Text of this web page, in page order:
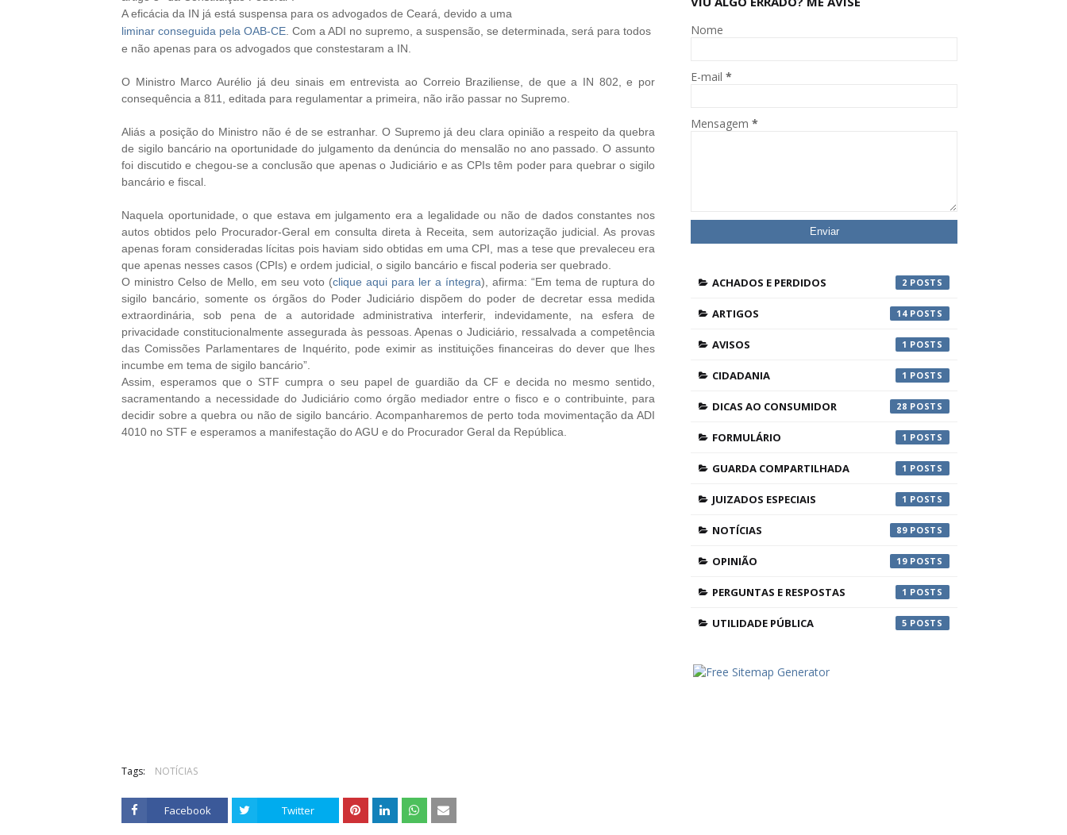
A eficácia da IN já está suspensa para os advogados de Ceará, devido a uma
liminar conseguida pela OAB-CE . Com a ADI no supremo, a suspensão, se determinada, será para todos
e não apenas para os advogados que constestaram a IN.
O Ministro Marco Aurélio já deu sinais em entrevista ao Correio Braziliense, de que a IN 802, e por
consequência a 811, editada para regulamentar a primeira, não irão passar no Supremo.
Aliás a posição do Ministro não é de se estranhar. O Supremo já deu clara opinião a respeito da quebra
de sigilo bancário na oportunidade do julgamento da denúncia do mensalão no ano passado. O assunto
foi discutido e chegou-se a conclusão que apenas o Judiciário e as CPIs têm poder para quebrar o sigilo
bancário e fiscal.
Naquela oportunidade, o que estava em julgamento era a legalidade ou não de dados constantes nos
autos obtidos pelo Procurador-Geral em consulta direta à Receita, sem autorização judicial. As provas
apenas foram consideradas lícitas pois haviam sido obtidas em uma CPI, mas a tese que prevaleceu era
que apenas nesses casos (CPIs) e ordem judicial, o sigilo bancário e fiscal poderia ser quebrado.
O ministro Celso de Mello, em seu voto (clique aqui para ler a íntegra), afirma: “Em tema de ruptura do
sigilo bancário, somente os órgãos do Poder Judiciário dispõem do poder de decretar essa medida
extraordinária, sob pena de a autoridade administrativa interferir, indevidamente, na esfera de
privacidade constitucionalmente assegurada às pessoas. Apenas o Judiciário, ressalvada a competência
das Comissões Parlamentares de Inquérito, pode eximir as instituições financeiras do dever que lhes
incumbe em tema de sigilo bancário”.
Assim, esperamos que o STF cumpra o seu papel de guardião da CF e decida no mesmo sentido,
sacramentando a necessidade do Judiciário como órgão mediador entre o fisco e o contribuinte, para
decidir sobre a quebra ou não de sigilo bancário. Acompanharemos de perto toda movimentação da ADI
4010 no STF e esperamos a manifestação do AGU e do Procurador Geral da República.
Tags: NOTÍCIAS
Facebook Twitter
Nome
E-mail *
Mensagem *
ACHADOS E PERDIDOS 2
ARTIGOS 14
AVISOS 1
CIDADANIA 1
DICAS AO CONSUMIDOR 28
FORMULÁRIO 1
GUARDA COMPARTILHADA 1
JUIZADOS ESPECIAIS 1
NOTÍCIAS 89
OPINIÃO 19
PERGUNTAS E RESPOSTAS 1
UTILIDADE PÚBLICA 5